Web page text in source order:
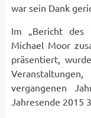
war sein Dank
Im „Bericht des
Michael Moor
präsentiert,
vergangenen
Jahresende 2015